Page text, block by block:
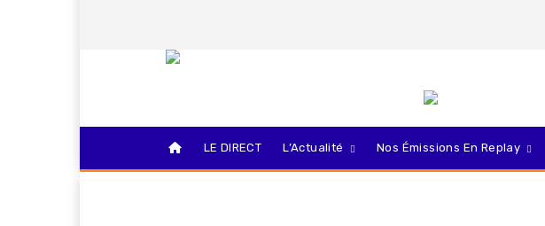
LE DIRECT L’Actualité Nos Émissions En Replay